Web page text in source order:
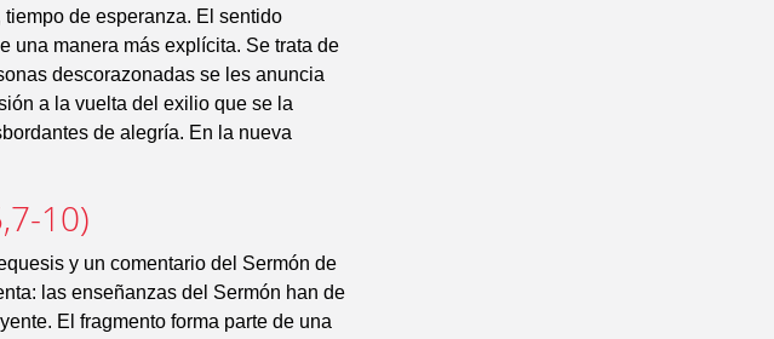
de esperanza. El sentido
una manera más explícita. Se trata de
descorazonadas se les anuncia
a la vuelta del exilio que se la
de alegría. En la nueva
10)
y un comentario del Sermón de
las enseñanzas del Sermón han de
El fragmento forma parte de una